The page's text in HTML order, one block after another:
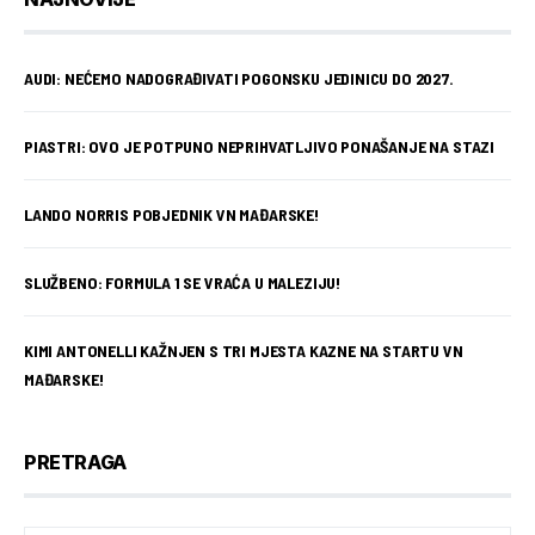
AUDI: NEĆEMO NADOGRAĐIVATI POGONSKU JEDINICU DO 2027.
PIASTRI: OVO JE POTPUNO NEPRIHVATLJIVO PONAŠANJE NA STAZI
LANDO NORRIS POBJEDNIK VN MAĐARSKE!
SLUŽBENO: FORMULA 1 SE VRAĆA U MALEZIJU!
KIMI ANTONELLI KAŽNJEN S TRI MJESTA KAZNE NA STARTU VN
MAĐARSKE!
PRETRAGA